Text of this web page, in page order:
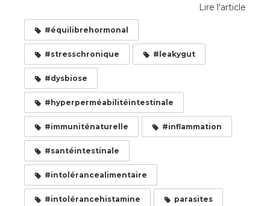
Lire l'article
#équilibrehormonal
#stresschronique #leakygut
#dysbiose
#hyperperméabilitéintestinale
#immuniténaturelle #inflammation
#santéintestinale
#intolérancealimentaire
#intolérancehistamine parasites